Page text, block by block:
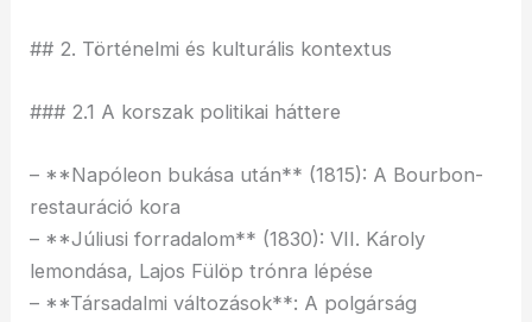
## 2. Történelmi és kulturális kontextus
### 2.1 A korszak politikai háttere
– **Napóleon bukása után** (1815): A Bourbon-
restauráció kora
– **Júliusi forradalom** (1830): VII. Károly
lemondása, Lajos Fülöp trónra lépése
– **Társadalmi változások**: A polgárság